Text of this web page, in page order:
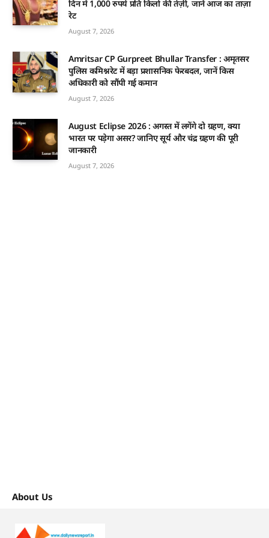
दिन में 1,000 रुपये प्रति किलो की तेज़ी, जानें आज का ताज़ा
रेट
August 7, 2026
Amritsar CP Gurpreet Bhullar Transfer : अमृतसर
पुलिस कमिश्नरेट में बड़ा प्रशासनिक फेरबदल, जानें किस
अधिकारी को सौंपी गई कमान
August 7, 2026
August Eclipse 2026 : अगस्त में लगेंगे दो ग्रहण, क्या
भारत पर पड़ेगा असर? जानिए सूर्य और चंद्र ग्रहण की पूरी
जानकारी
August 7, 2026
About Us